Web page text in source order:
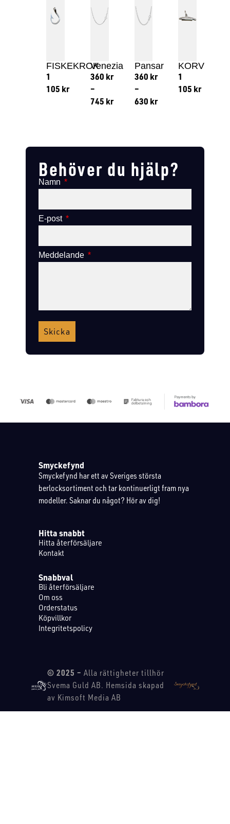
FISKEKROK
1
105 kr
Venezia
360 kr
–
745 kr
Pansar
360 kr
–
630 kr
KORV
1
105 kr
Behöver du hjälp?
Namn
E-post
Meddelande
Skicka
Smyckefynd
Smyckefynd har ett av Sveriges största
berlocksortiment och tar kontinuerligt fram nya
modeller. Saknar du något? Hör av dig!
Hitta snabbt
Hitta återförsäljare
Kontakt
Snabbval
Bli återförsäljare
Om oss
Orderstatus
Köpvillkor
Integritetspolicy
© 2025 – Alla rättigheter tillhör
Svema Guld AB. Hemsida skapad
av Kimsoft Media AB